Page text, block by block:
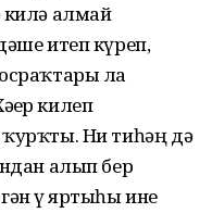
килә алмай
итеп күреп,
ла
килеп
Ни тиһәң дә
алып бер
үҙ яртыһы ине